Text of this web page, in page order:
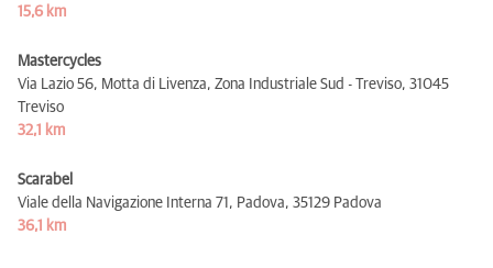
15,6 km
Mastercycles
Via Lazio 56, Motta di Livenza, Zona Industriale Sud - Treviso, 31045
Treviso
32,1 km
Scarabel
Viale della Navigazione Interna 71, Padova, 35129 Padova
36,1 km